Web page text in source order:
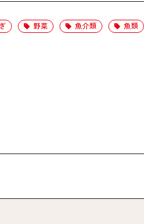
野菜 魚介類 魚類